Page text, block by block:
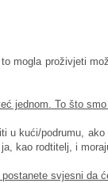
mogla proživjeti
jednom. To što
u kući/podrumu,
kao rodtitelj, i
svjesni da